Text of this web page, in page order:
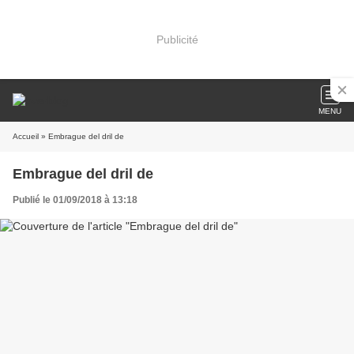
Publicité
MENU
Accueil » Embrague del dril de
Embrague del dril de
Publié le 01/09/2018 à 13:18